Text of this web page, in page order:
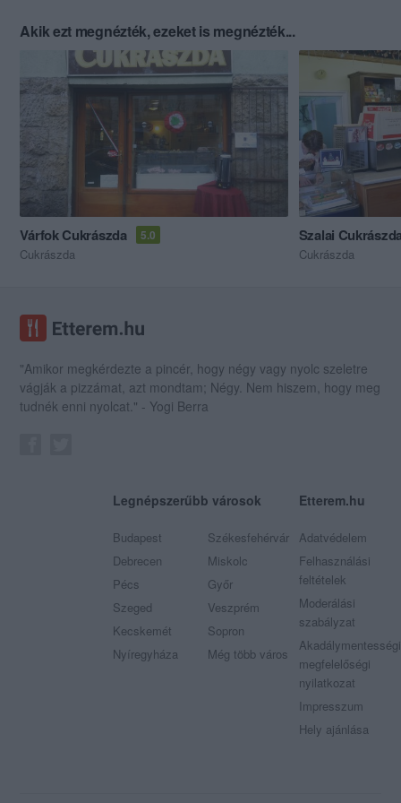
Akik ezt megnézték, ezeket is megnézték...
Várfok Cukrászda 5.0
Cukrászda
Szalai
Cukrászda
"Amikor megkérdezte a pincér, hogy négy vagy nyolc szeletre
vágják a pizzámat, azt mondtam; Négy. Nem hiszem, hogy meg
tudnék enni nyolcat." - Yogi Berra
Legnépszerűbb városok
Budapest
Debrecen
Pécs
Szeged
Kecskemét
Nyíregyháza
Székesfehérvár
Miskolc
Győr
Veszprém
Sopron
Még több város
Etterem.hu
Adatvédelem
Felhasználási
feltételek
Moderálási
szabályzat
Akadálymentességi
megfelelőségi
nyilatkozat
Impresszum
Hely ajánlása